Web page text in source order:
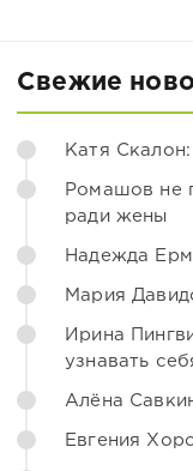
Свежие
Катя
Ромашов не
ради жены
Надежда
Мария
Ирина
узнавать
Алёна
Евгения